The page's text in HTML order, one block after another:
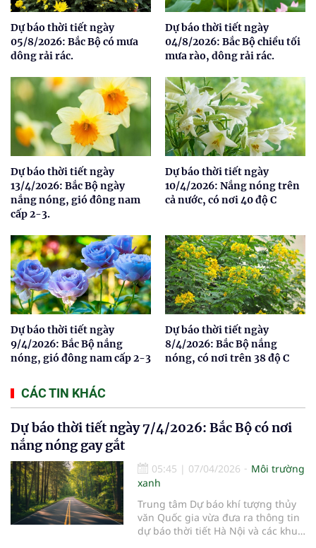
Dự báo thời tiết ngày
05/8/2026: Bắc Bộ có mưa
dông rải rác.
Dự báo thời tiết ngày
04/8/2026: Bắc Bộ chiều tối
mưa rào, dông rải rác.
Dự báo thời tiết ngày
13/4/2026: Bắc Bộ ngày
nắng nóng, gió đông nam
cấp 2-3.
Dự báo thời tiết ngày
10/4/2026: Nắng nóng trên
cả nước, có nơi 40 độ C
Dự báo thời tiết ngày
9/4/2026: Bắc Bộ nắng
nóng, gió đông nam cấp 2-3
Dự báo thời tiết ngày
8/4/2026: Bắc Bộ nắng
nóng, có nơi trên 38 độ C
CÁC TIN KHÁC
Dự báo thời tiết ngày 7/4/2026: Bắc Bộ có nơi
nắng nóng gay gắt
05:45 | 07/04/2026
Môi trường
xanh
Trung tâm Dự báo khí tượng thủy
văn Quốc gia vừa đưa ra thông tin
dự báo thời tiết Hà Nội và các khu